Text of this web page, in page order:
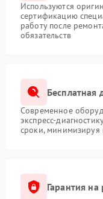
Используются
сертификацию
работу после
обязательств
Бесплатная
Современное
экспресс-
сроки, минимизируя
Гарантия на